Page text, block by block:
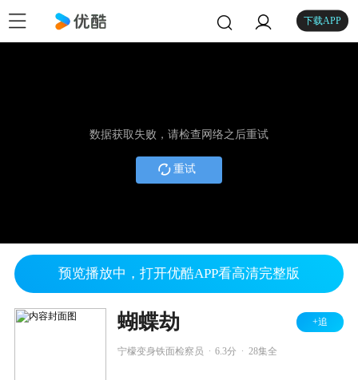
下载APP
数据获取失败，请检查网络之后重试
重试
预览播放中，打开优酷APP看高清完整版
蝴蝶劫 +追
宁檬变身铁面检察员 6.3分 28集全